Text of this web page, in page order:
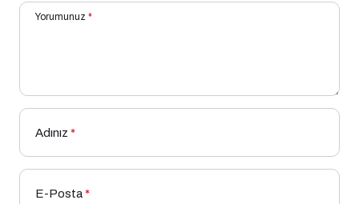
Yorumunuz *
Adınız *
E-Posta*